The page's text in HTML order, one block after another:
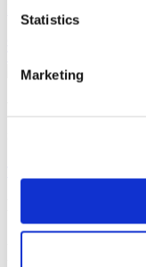
Statistics
Marketing